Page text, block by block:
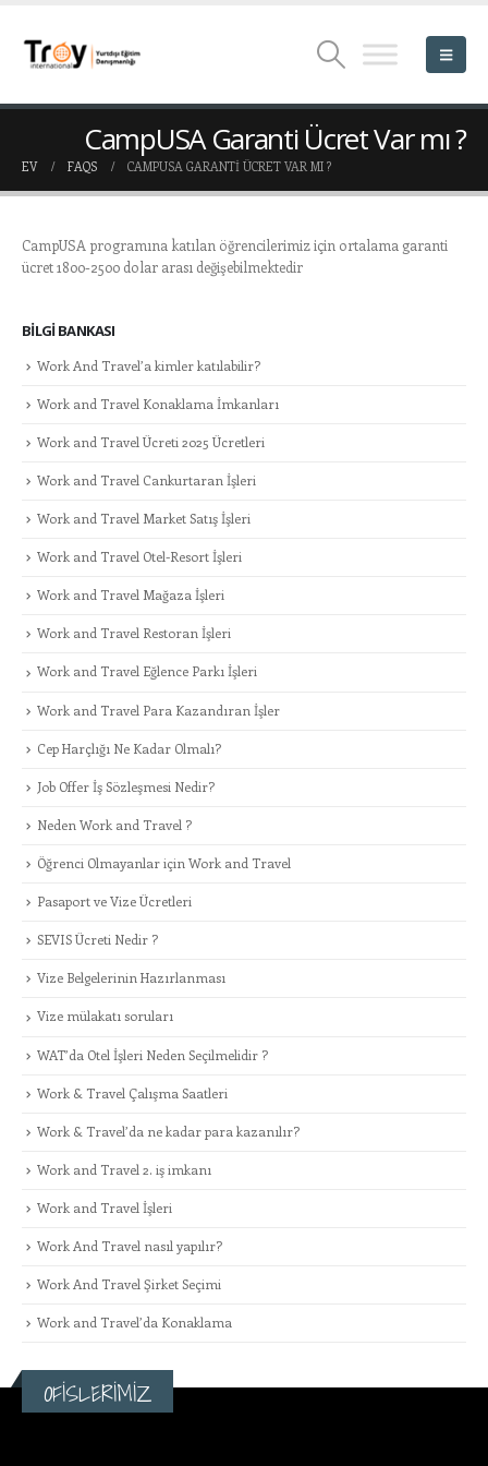
CampUSA Garanti Ücret Var mı ?
EV FAQS CAMPUSA GARANTI ÜCRET VAR MI ?
CampUSA programına katılan öğrencilerimiz için ortalama garanti
ücret 1800-2500 dolar arası değişebilmektedir
BILGI BANKASI
Work And Travel’a kimler katılabilir?
Work and Travel Konaklama İmkanları
Work and Travel Ücreti 2025 Ücretleri
Work and Travel Cankurtaran İşleri
Work and Travel Market Satış İşleri
Work and Travel Otel-Resort İşleri
Work and Travel Mağaza İşleri
Work and Travel Restoran İşleri
Work and Travel Eğlence Parkı İşleri
Work and Travel Para Kazandıran İşler
Cep Harçlığı Ne Kadar Olmalı?
Job Offer İş Sözleşmesi Nedir?
Neden Work and Travel ?
Öğrenci Olmayanlar için Work and Travel
Pasaport ve Vize Ücretleri
SEVIS Ücreti Nedir ?
Vize Belgelerinin Hazırlanması
Vize mülakatı soruları
WAT’da Otel İşleri Neden Seçilmelidir ?
Work & Travel Çalışma Saatleri
Work & Travel’da ne kadar para kazanılır?
Work and Travel 2. iş imkanı
Work and Travel İşleri
Work And Travel nasıl yapılır?
Work And Travel Şirket Seçimi
Work and Travel’da Konaklama
OFİSLERİMİZ